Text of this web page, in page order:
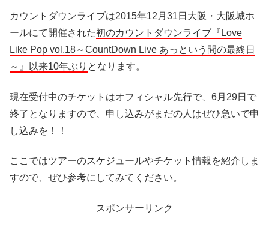
カウントダウンライブは2015年12月31日大阪・大阪城ホ
ールにて開催された初のカウントダウンライブ『Love
Like Pop vol.18～CountDown Live あっという間の最終日
～』以来10年ぶり となります。
現在受付中のチケットはオフィシャル先行で、6月29日で
終了となりますので、申し込みがまだの人はぜひ急いで申
し込みを！！
ここではツアーのスケジュールやチケット情報を紹介しま
すので、ぜひ参考にしてみてください。
スポンサーリンク